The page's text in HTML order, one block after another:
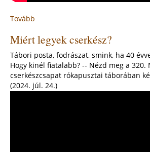
Tovább
nap
alatt
a
tábor
körül,
avagy
Miért legyek cserkész?
Tábori posta, fodrászat, smink, ha 40
Hogy kinél fiatalabb? -- Nézd meg a 320.
cserkészcsapat rókapusztai táborában
(2024. júl. 24.)